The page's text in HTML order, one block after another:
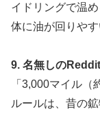
イドリングで温
体に油が回りやす
9. 名無しの
「3,000マイル
ルールは、昔の